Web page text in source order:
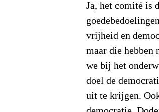
Ja, het comité is
vrijheid en
maar die hebben
we bij het
doel de
uit te krijgen.